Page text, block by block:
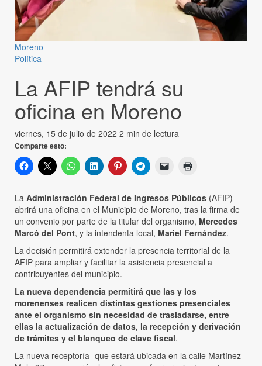
Moreno
Política
La AFIP tendrá su
oficina en Moreno
viernes, 15 de julio de 2022 2 min de lectura
Comparte esto:
La Administración Federal de Ingresos Públicos (AFIP)
abrirá una oficina en el Municipio de Moreno, tras la firma de
un convenio por parte de la titular del organismo, Mercedes
Marcó del Pont, y la intendenta local, Mariel Fernández.
La decisión permitirá extender la presencia territorial de la
AFIP para ampliar y facilitar la asistencia presencial a
contribuyentes del municipio.
La nueva dependencia permitirá que las y los
morenenses realicen distintas gestiones presenciales
ante el organismo sin necesidad de trasladarse, entre
ellas la actualización de datos, la recepción y derivación
de trámites y el blanqueo de clave fiscal.
La nueva receptoría -que estará ubicada en la calle Martínez